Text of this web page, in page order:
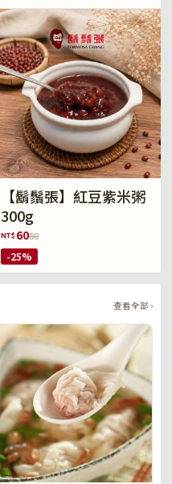
【鬍鬚張】紅豆紫米粥
300g
NT$ 6080
-25%
查看全部 ›